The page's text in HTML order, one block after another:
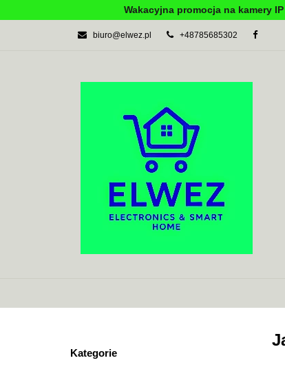
Wakacyjna promocja na kamery
biuro@elwez.pl +48785685302
Kategorie